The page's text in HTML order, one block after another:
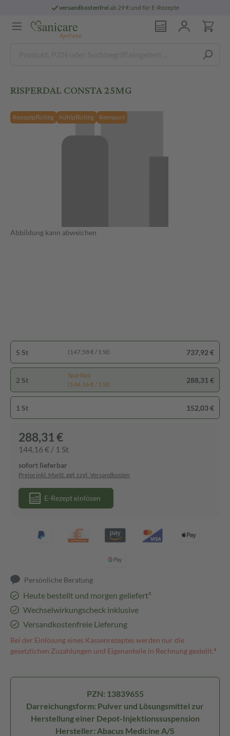
versandkostenfreiab 29 € und für E-Rezepte
RISPERDAL CONSTA 25MG
Rezeptpflichtig Kühlpflichtig Reimport
Abbildung kann abweichen
5 St (147,58 € / 1 St) 737,92 €
2 St
Spartipp
(144,16 € / 1 St)
288,31 €
1 St 152,03 €
288,31 €
144,16 € / 1 St
sofort lieferbar
Preise inkl. MwSt. ggf. zzgl. Versandkosten
E-Rezept einlösen
Persönliche Beratung
Heute bestellt und morgen geliefert³
Wechselwirkungscheck inklusive
Versandkostenfreie Lieferung
Bei der Einlösung eines Kassenrezeptes werden nur die
gesetzlichen Zuzahlungen und Eigenanteile in Rechnung gestellt.⁴
PZN: 13839655
Darreichungsform: Pulver und Lösungsmittel zur
Herstellung einer Depot-Injektionssuspension
Hersteller: Abacus Medicine A/S